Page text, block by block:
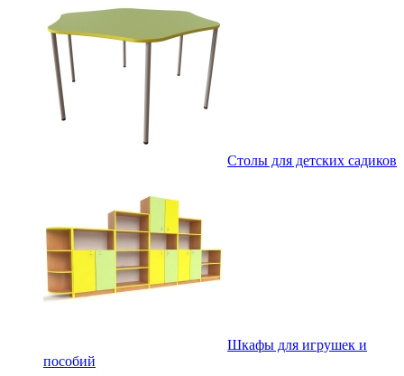
Столы для детских садиков
Шкафы для игрушек и
пособий